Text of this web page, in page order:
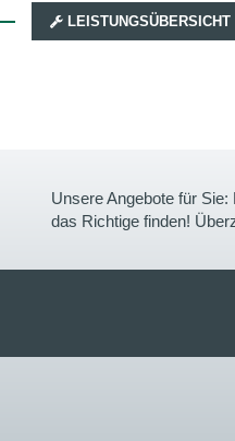
LEISTUNGSÜBERSICHT
Unsere Angebote für
das Richtige finden!